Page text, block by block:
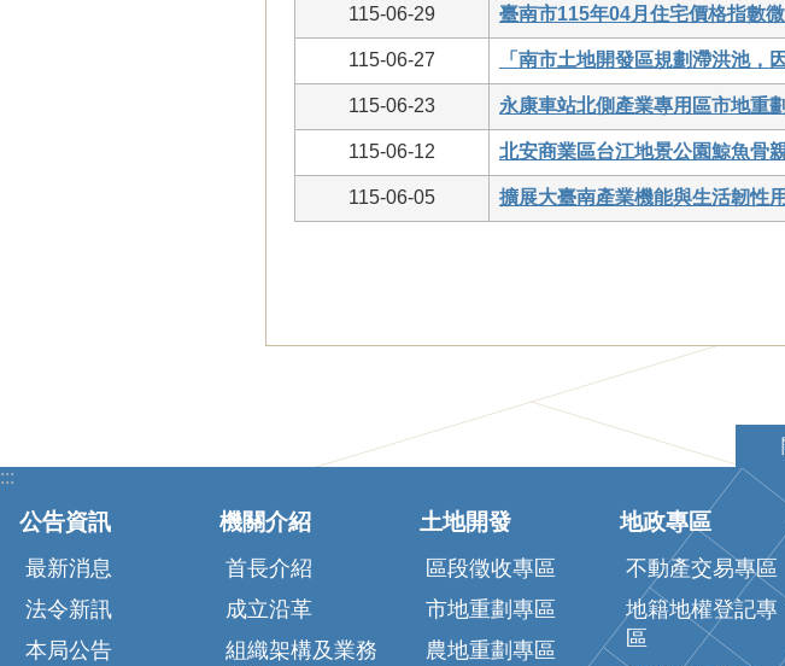
115-06-29 臺南市115年04月住宅價格指數
115-06-27 「南市土地開發區規劃滯洪池，
115-06-23 永康車站北側產業專用區市地重
115-06-12 北安商業區台江地景公園鯨魚骨
115-06-05 擴展大臺南產業機能與生活韌性
:::
公告資訊
最新消息
法令新訊
本局公告
機關介紹
首長介紹
成立沿革
組織架構及業務
土地開發
區段徵收專區
市地重劃專區
農地重劃專區
地政專區
不動產交易專區
地籍地權登記專
區